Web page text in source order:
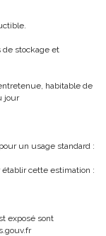
de stockage et
habitable de
jour
un usage standard :
cette estimation :
exposé sont